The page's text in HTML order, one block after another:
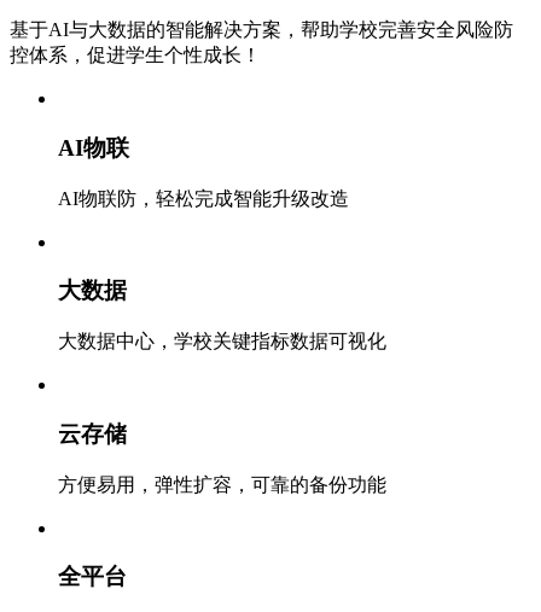
基于AI与大数据的智能解决方案，帮助学校完善安全风险防
控体系，促进学生个性成长！
AI物联
AI物联防，轻松完成智能升级改造
大数据
大数据中心，学校关键指标数据可视化
云存储
方便易用，弹性扩容，可靠的备份功能
全平台